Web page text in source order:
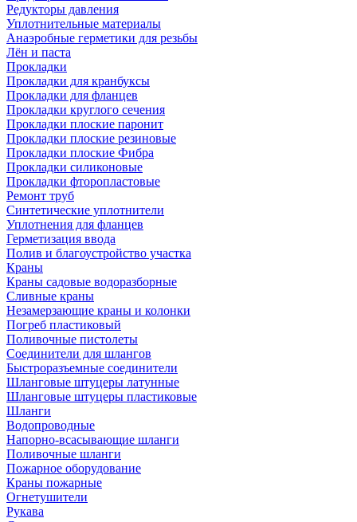
Редукторы давления
Уплотнительные материалы
Анаэробные герметики для резьбы
Лён и паста
Прокладки
Прокладки для кранбуксы
Прокладки для фланцев
Прокладки круглого сечения
Прокладки плоские паронит
Прокладки плоские резиновые
Прокладки плоские Фибра
Прокладки силиконовые
Прокладки фторопластовые
Ремонт труб
Синтетические уплотнители
Уплотнения для фланцев
Герметизация ввода
Полив и благоустройство участка
Краны
Краны садовые водоразборные
Сливные краны
Незамерзающие краны и колонки
Погреб пластиковый
Поливочные пистолеты
Соединители для шлангов
Быстроразъемные соединители
Шланговые штуцеры латунные
Шланговые штуцеры пластиковые
Шланги
Водопроводные
Напорно-всасывающие шланги
Поливочные шланги
Пожарное оборудование
Краны пожарные
Огнетушители
Рукава